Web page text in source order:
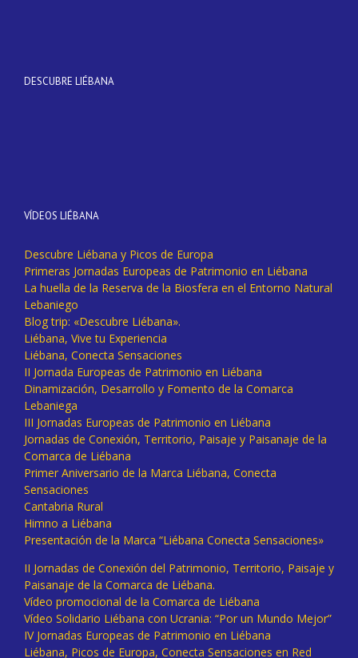
DESCUBRE LIÉBANA
VÍDEOS LIÉBANA
Descubre Liébana y Picos de Europa
Primeras Jornadas Europeas de Patrimonio en Liébana
La huella de la Reserva de la Biosfera en el Entorno Natural
Lebaniego
Blog trip: «Descubre Liébana».
Liébana, Vive tu Experiencia
Liébana, Conecta Sensaciones
II Jornada Europeas de Patrimonio en Liébana
Dinamización, Desarrollo y Fomento de la Comarca
Lebaniega
III Jornadas Europeas de Patrimonio en Liébana
Jornadas de Conexión, Territorio, Paisaje y Paisanaje de la
Comarca de Liébana
Primer Aniversario de la Marca Liébana, Conecta
Sensaciones
Cantabria Rural
Himno a Liébana
Presentación de la Marca “Liébana Conecta Sensaciones»
II Jornadas de Conexión del Patrimonio, Territorio, Paisaje y
Paisanaje de la Comarca de Liébana.
Vídeo promocional de la Comarca de Liébana
Vídeo Solidario Liébana con Ucrania: “Por un Mundo Mejor”
IV Jornadas Europeas de Patrimonio en Liébana
Liébana, Picos de Europa, Conecta Sensaciones en Red